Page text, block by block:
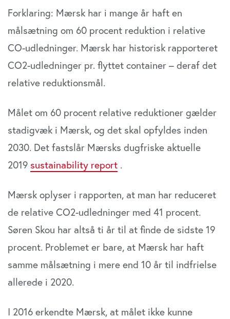
Forklaring: Mærsk har i mange år haft en
målsætning om 60 procent reduktion i relative
CO-udledninger. Mærsk har historisk rapporteret
CO2-udledninger pr. flyttet container – deraf det
relative reduktionsmål.
Målet om 60 procent relative reduktioner gælder
stadigvæk i Mærsk, og det skal opfyldes inden
2030. Det fastslår Mærsks dugfriske aktuelle
2019 sustainability report .
Mærsk oplyser i rapporten, at man har reduceret
de relative CO2-udledninger med 41 procent.
Søren Skou har altså ti år til at finde de sidste 19
procent. Problemet er bare, at Mærsk har haft
samme målsætning i mere end 10 år til indfrielse
allerede i 2020.
I 2016 erkendte Mærsk, at målet ikke kunne